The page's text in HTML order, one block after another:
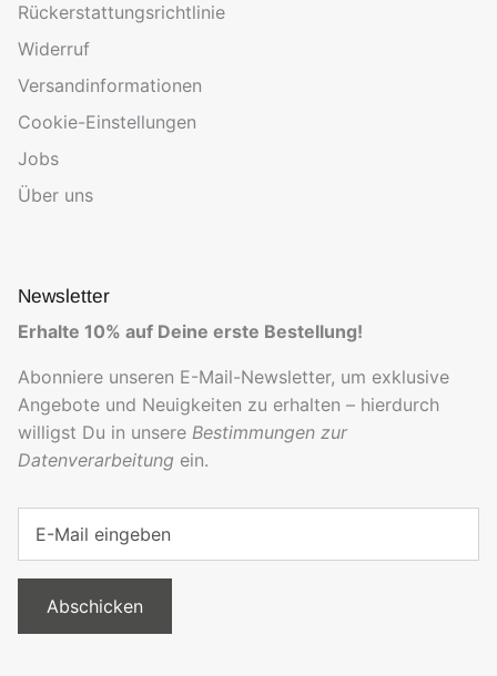
Rückerstattungsrichtlinie
Widerruf
Versandinformationen
Cookie-Einstellungen
Jobs
Über uns
Newsletter
Erhalte 10% auf Deine erste Bestellung!
Abonniere unseren E-Mail-Newsletter, um exklusive
Angebote und Neuigkeiten zu erhalten – hierdurch
willigst Du in unsere Bestimmungen zur
Datenverarbeitung ein.
Abschicken